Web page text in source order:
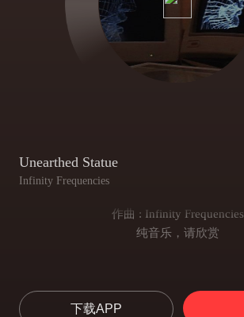
Unearthed Statue
Infinity Frequencies
作曲 : Infinity Frequencies
纯音乐，请欣赏
下载APP